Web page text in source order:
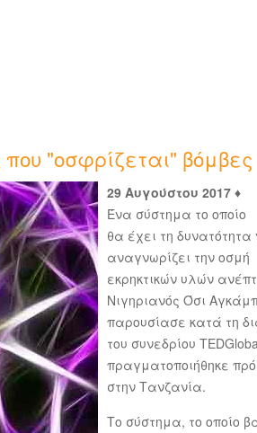
"οσφρίζεται" βόμβες
29 Αυγούστου 2017 ♦
Ένα σύστημα το οποίο
θα έχει τη δυνατότητα
αναγνωρίζει την οσμή
εκρηκτικών υλών
Νιγηριανός Όσι
παρουσίασε κατά τη
του συνεδρίου
πραγματοποιήθηκε
στην Τανζανία.
Το σύστημα, το οποίο